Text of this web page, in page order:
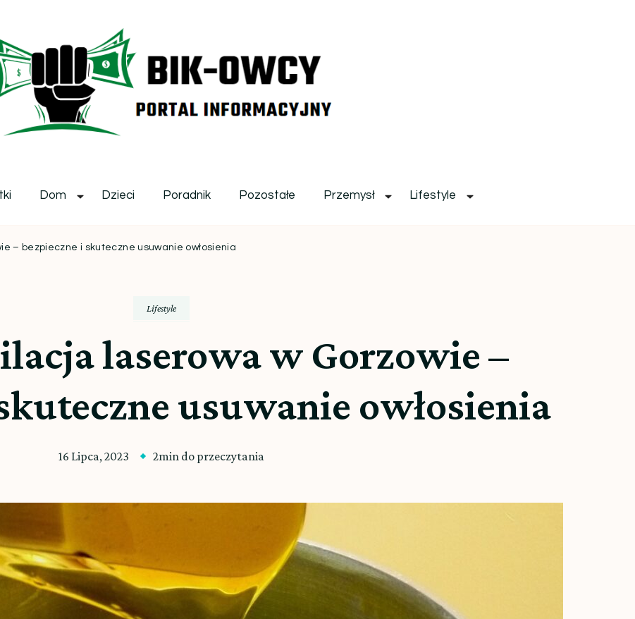
Dom Dzieci Poradnik Pozostałe Przemysł Lifestyle
– bezpieczne i skuteczne usuwanie owłosienia
Lifestyle
laserowa w Gorzowie –
usuwanie owłosienia
16 Lipca, 2023 2min do przeczytania